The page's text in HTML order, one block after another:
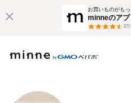
お買いものがも
minneのアプ
3